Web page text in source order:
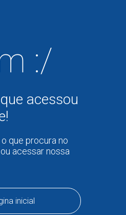
:/
acessou
que procura no
acessar nossa
inicial